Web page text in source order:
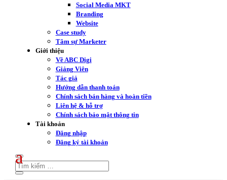
Social Media MKT
Branding
Website
Case study
Tâm sự Marketer
Giới thiệu
Về ABC Digi
Giảng Viên
Tác giả
Hướng dẫn thanh toán
Chính sách bán hàng và hoàn tiền
Liên hệ & hỗ trợ
Chính sách bảo mật thông tin
Tài khoản
Đăng nhập
Đăng ký tài khoản